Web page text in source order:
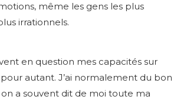
même les gens les plus
irrationnels.
en question mes capacités sur
autant. J’ai normalement du bon
on a souvent dit de moi toute ma